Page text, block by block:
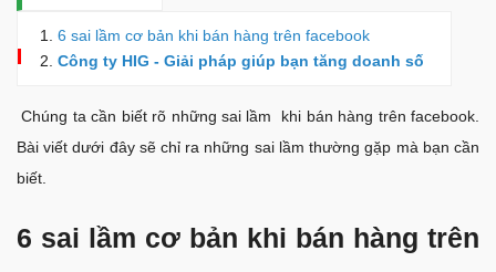
6 sai lầm cơ bản khi bán hàng trên facebook
Công ty HIG - Giải pháp giúp bạn tăng doanh số
Chúng ta cần biết rõ những sai lầm khi bán hàng trên facebook.
Bài viết dưới đây sẽ chỉ ra những sai lầm thường gặp mà bạn cần
biết.
6 sai lầm cơ bản khi bán hàng trên